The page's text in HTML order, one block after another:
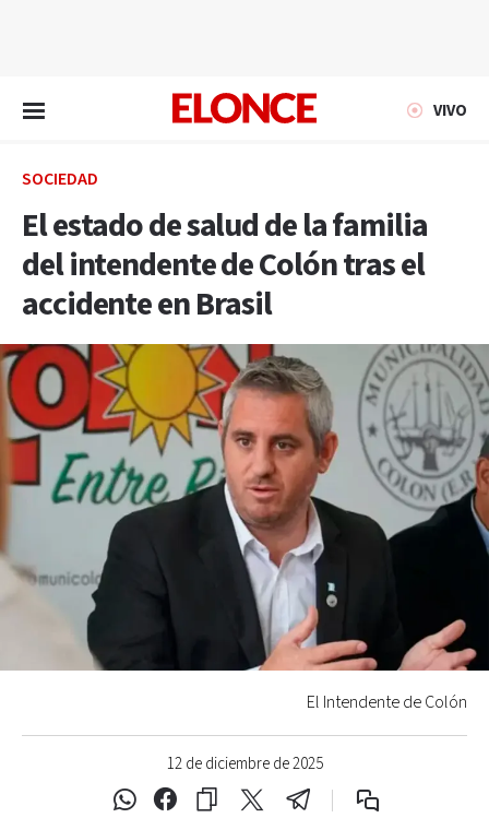
VIVO
SOCIEDAD
El estado de salud de la familia
del intendente de Colón tras el
accidente en Brasil
12 de diciembre de 2025
El Intendente de Colón